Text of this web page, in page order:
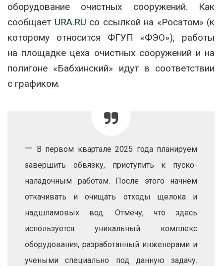
оборудование очистных сооружений. Как
сообщает URA.RU со ссылкой на «Росатом» (к
которому относится ФГУП «ФЭО»), работы
на площадке цеха очистных сооружений и на
полигоне «Бабхинский» идут в соответствии
с графиком.
— В первом квартале 2025 года планируем
завершить обвязку, приступить к пуско-
наладочным работам. После этого начнем
откачивать и очищать отходы щелока и
надшламовых вод. Отмечу, что здесь
используется уникальный комплекс
оборудования, разработанный инженерами и
учеными специально под данную задачу.